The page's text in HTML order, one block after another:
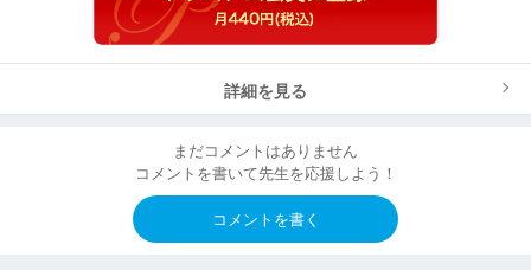
詳細を見る
まだコメントはありません
コメントを書いて先生を応援しよう！
コメントを書く